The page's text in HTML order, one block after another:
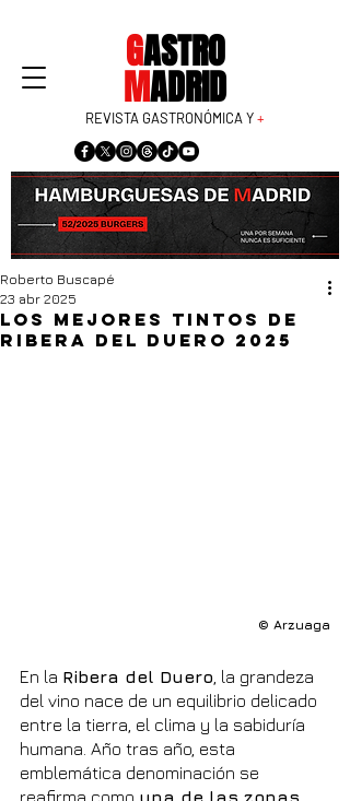
GASTRO
MADRID
REVISTA GASTRONÓMICA Y+
Los mejores tintos de
Ribera del Duero 2025
Roberto Buscapé
23 abr 2025
© Arzuaga
En la Ribera del Duero , la grandeza
del vino nace de un equilibrio delicado
entre la tierra, el clima y la sabiduría
humana. Año tras año, esta
emblemática denominación se
reafirma como una de las zonas